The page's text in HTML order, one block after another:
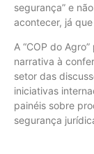
segurança” e
acontecer, já
A “COP do
narrativa à
setor das
iniciativas
painéis sobre
segurança